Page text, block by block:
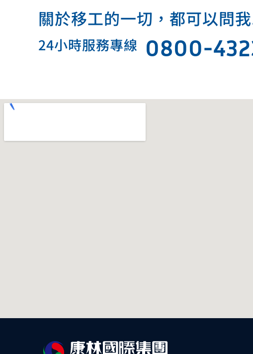
關於移工的一切，都可以問
24小時服務專線 0800-